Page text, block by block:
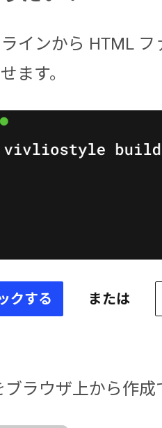
インから HTML フ
ます。
クする または
ラウザ上から作成